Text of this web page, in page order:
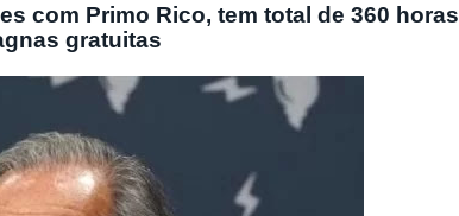
com Primo Rico, tem total de 360 horas
gratuitas